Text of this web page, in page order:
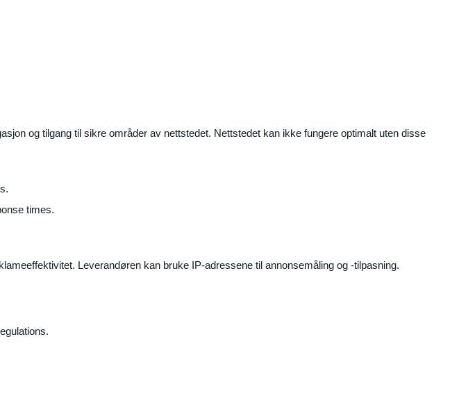
og tilgang til sikre områder av nettstedet. Nettstedet kan ikke fungere optimalt uten disse
times.
Leverandøren kan bruke IP-adressene til annonsemåling og -tilpasning.